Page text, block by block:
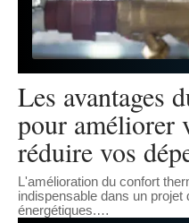
Les avantages
pour améliorer
réduire vos
L'amélioration du confort
indispensable dans un
énergétiques.…